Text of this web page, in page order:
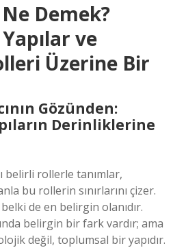
Demek?
ve
Üzerine Bir
Gözünden:
Derinliklerine
belirli rollerle tanımlar,
bu rollerin sınırlarını çizer.
de en belirgin olanıdır.
belirgin bir fark vardır; ama
değil, toplumsal bir yapıdır.